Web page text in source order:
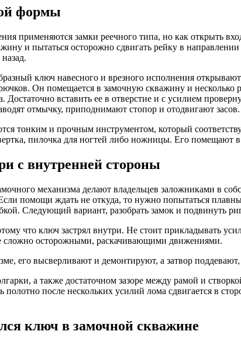
формы
применяются замки реечного типа, но как открыть
и пытаться осторожно сдвигать рейку в
ключ навесного и врезного исполнения
Он помещается в замочную скважину и
Достаточно вставить ее в отверстие и с усилием
отмычку, приподнимают стопор и отодвигают засов.
тонким и прочным инструментом, который
пилочка для ногтей либо ножницы. Его помещают
с внутренней стороны
механизма делают владельцев заложниками в
помощи ждать не откуда, то нужно попытаться
Следующий вариант, разобрать замок и подвинуть
что ключ застрял внутри. Не стоит прикладывать
сложно осторожными, раскачивающими движениями.
его высверливают и демонтируют, а затвор
а также достаточном зазоре между рамой и
полотно после нескольких усилий лома сдвигается в
ключ в замочной скважине